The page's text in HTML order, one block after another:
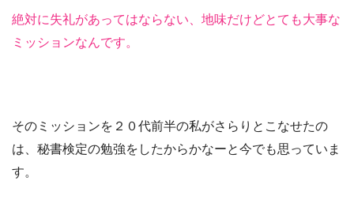
絶対に失礼があってはならない、地味だけどとても大事な
ミッションなんです。
そのミッションを２０代前半の私がさらりとこなせたの
は、秘書検定の勉強をしたからかなーと今でも思っていま
す。